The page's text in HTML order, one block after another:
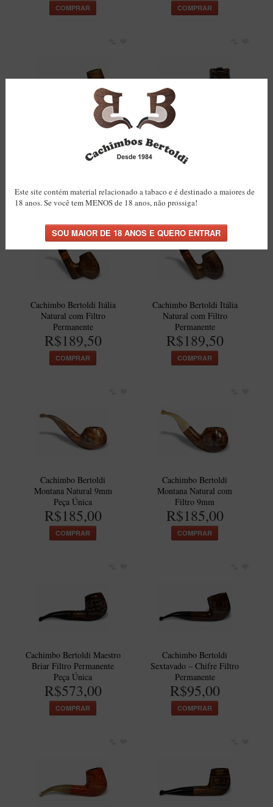
COMPRAR COMPRAR
Cachimbo Bertoldi Elite
Grande Natural com Filtro
R$150,00
Cachimbo Bertoldi BB
Rústico Natural com Filtro
Permanente
R$117,00
Cachimbo Bertoldi Itália
Natural com Filtro
Permanente
R$189,50
COMPRAR
Cachimbo Bertoldi Itália
Natural com Filtro
Permanente
R$189,50
COMPRAR
Cachimbo Bertoldi
Montana Natural 9mm
Peça Única
R$185,00
COMPRAR
Cachimbo Bertoldi
Montana Natural com
Filtro 9mm
R$185,00
COMPRAR
Cachimbo Bertoldi Maestro
Briar Filtro Permanente
Peça Única
R$573,00
COMPRAR
Cachimbo Bertoldi
Sextavado – Chifre Filtro
Permanente
R$95,00
COMPRAR
Este site contém material relacionado a tabaco e é destinado a maiores de
18 anos. Se você tem MENOS de 18 anos, não prossiga!